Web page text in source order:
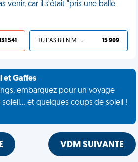
venir, car il s'était "pris une balle
131 541 TU L'AS BIEN MÉRITÉ 15 909
et Gaffes
embarquez pour un voyage
et quelques coups de soleil !
VDM SUIVANTE